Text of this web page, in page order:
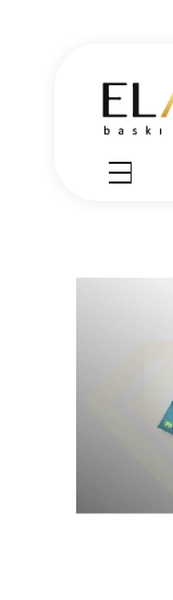
Elmas Ambalajشركة الماس امبلاج في تركيا مختصين في مجالي الطباعة والتغليف للعديد من المنتجات الغذائية والصناعية من رول التغليف وأكياس النايلون بسرعة واتقان وجودة عالية في التنفيذ ضمن أعلى المعايير العالمية وبأسعار منافسة